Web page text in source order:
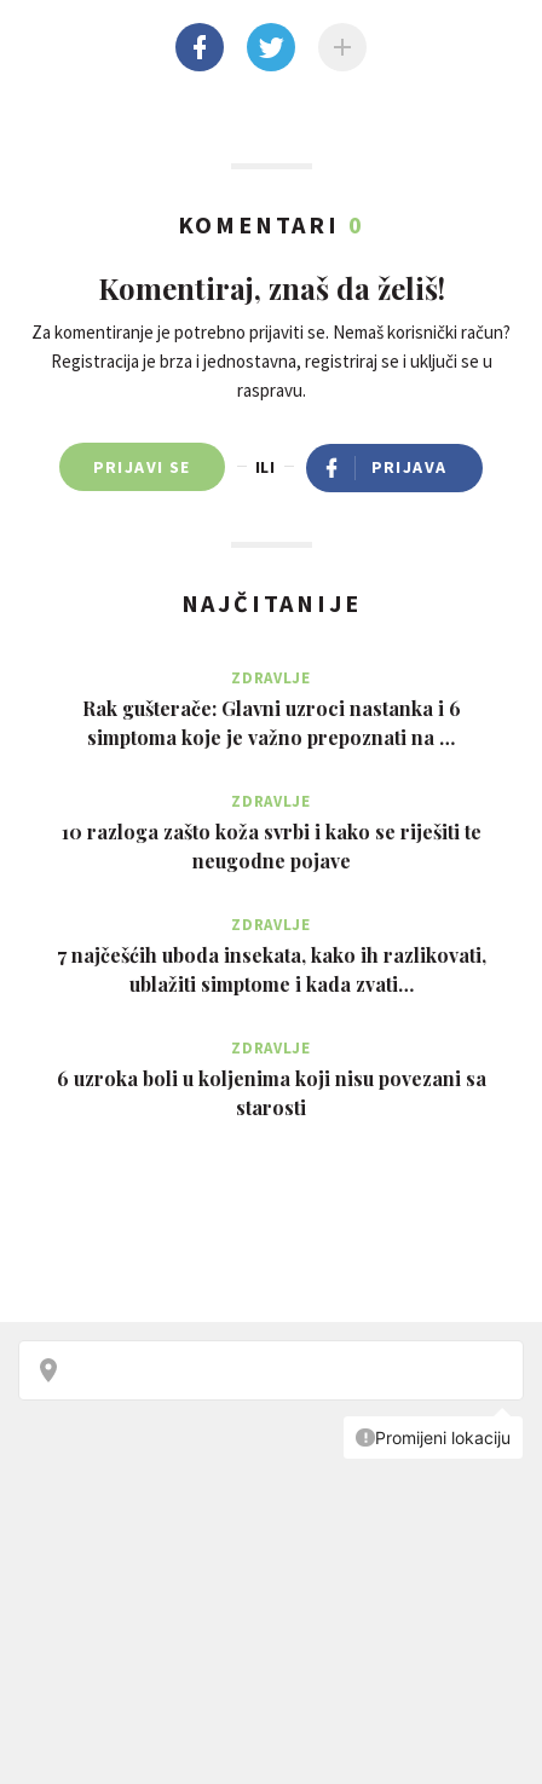
KOMENTARI 0
Komentiraj, znaš da želiš!
Za komentiranje je potrebno prijaviti se. Nemaš korisnički račun?
Registracija je brza i jednostavna, registriraj se i uključi se u
raspravu.
PRIJAVI SE ILI PRIJAVA
NAJČITANIJE
ZDRAVLJE
Rak gušterače: Glavni uzroci nastanka i 6
simptoma koje je važno prepoznati na …
ZDRAVLJE
10 razloga zašto koža svrbi i kako se riješiti te
neugodne pojave
ZDRAVLJE
7 najčešćih uboda insekata, kako ih razlikovati,
ublažiti simptome i kada zvati…
ZDRAVLJE
6 uzroka boli u koljenima koji nisu povezani sa
starosti